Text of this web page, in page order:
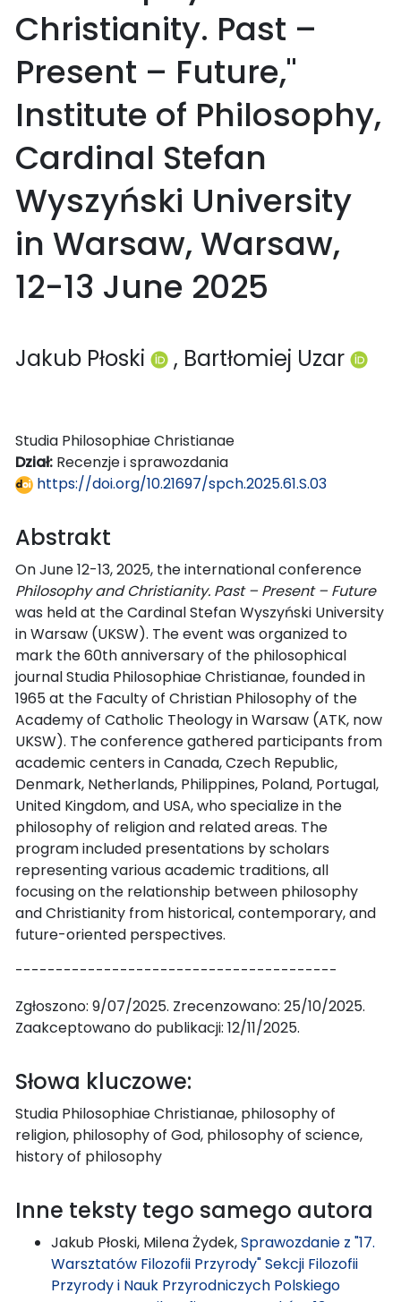
Christianity. Past –
Present – Future,"
Institute of Philosophy,
Cardinal Stefan
Wyszyński University
in Warsaw, Warsaw,
12-13 June 2025
Jakub Płoski , Bartłomiej Uzar
Studia Philosophiae Christianae
Dział: Recenzje i sprawozdania
https://doi.org/10.21697/spch.2025.61.S.03
Abstrakt
On June 12-13, 2025, the international conference
Philosophy and Christianity. Past – Present – Future
was held at the Cardinal Stefan Wyszyński University
in Warsaw (UKSW). The event was organized to
mark the 60th anniversary of the philosophical
journal Studia Philosophiae Christianae, founded in
1965 at the Faculty of Christian Philosophy of the
Academy of Catholic Theology in Warsaw (ATK, now
UKSW). The conference gathered participants from
academic centers in Canada, Czech Republic,
Denmark, Netherlands, Philippines, Poland, Portugal,
United Kingdom, and USA, who specialize in the
philosophy of religion and related areas. The
program included presentations by scholars
representing various academic traditions, all
focusing on the relationship between philosophy
and Christianity from historical, contemporary, and
future-oriented perspectives.
----------------------------------------
Zgłoszono: 9/07/2025. Zrecenzowano: 25/10/2025.
Zaakceptowano do publikacji: 12/11/2025.
Słowa kluczowe:
Studia Philosophiae Christianae, philosophy of
religion, philosophy of God, philosophy of science,
history of philosophy
Inne teksty tego samego autora
Jakub Płoski, Milena Żydek,Sprawozdanie z "17.
Warsztatów Filozofii Przyrody" Sekcji Filozofii
Przyrody i Nauk Przyrodniczych Polskiego